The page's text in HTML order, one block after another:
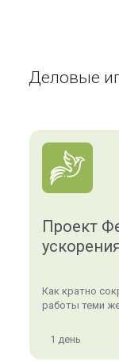
Деловые
Проект
Как кратно
работы теми
1 день